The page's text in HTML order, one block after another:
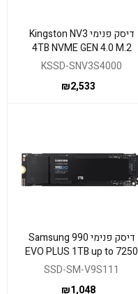
דיסק פנימי Kingston NV3
4TB NVME GEN 4.0 M.2
2280 6000/5000Mb/s
KSSD-SNV3S4000
₪2,533
דיסק פנימי Samsung 990
EVO PLUS 1TB up to 7250
Read 6300 Write
SSD-SM-V9S111
₪1,048